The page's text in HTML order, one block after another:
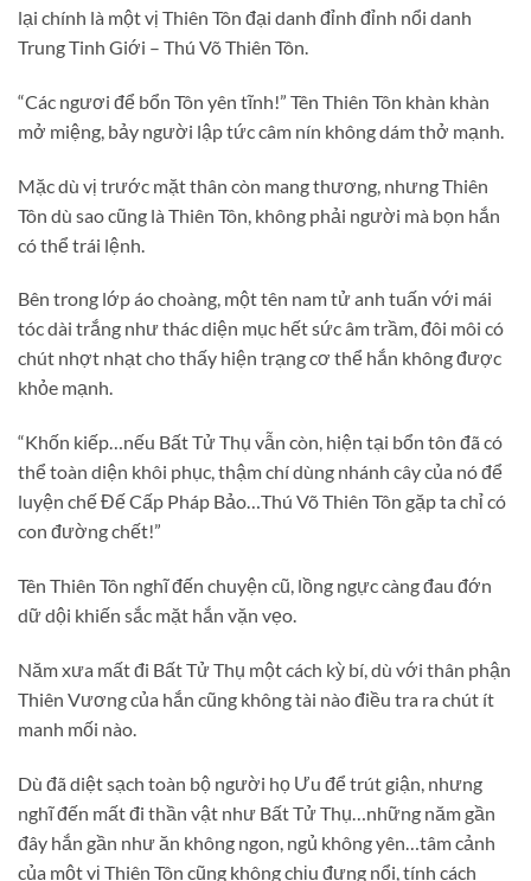
lại chính là một vị Thiên Tôn đại danh đỉnh đỉnh nổi danh
Trung Tinh Giới – Thú Võ Thiên Tôn.
“Các ngươi để bổn Tôn yên tĩnh!” Tên Thiên Tôn khàn khàn
mở miệng, bảy người lập tức câm nín không dám thở mạnh.
Mặc dù vị trước mặt thân còn mang thương, nhưng Thiên
Tôn dù sao cũng là Thiên Tôn, không phải người mà bọn hắn
có thể trái lệnh.
Bên trong lớp áo choàng, một tên nam tử anh tuấn với mái
tóc dài trắng như thác diện mục hết sức âm trầm, đôi môi có
chút nhợt nhạt cho thấy hiện trạng cơ thể hắn không được
khỏe mạnh.
“Khốn kiếp…nếu Bất Tử Thụ vẫn còn, hiện tại bổn tôn đã có
thể toàn diện khôi phục, thậm chí dùng nhánh cây của nó để
luyện chế Đế Cấp Pháp Bảo…Thú Võ Thiên Tôn gặp ta chỉ có
con đường chết!”
Tên Thiên Tôn nghĩ đến chuyện cũ, lồng ngực càng đau đớn
dữ dội khiến sắc mặt hắn vặn vẹo.
Năm xưa mất đi Bất Tử Thụ một cách kỳ bí, dù với thân phận
Thiên Vương của hắn cũng không tài nào điều tra ra chút ít
manh mối nào.
Dù đã diệt sạch toàn bộ người họ Ưu để trút giận, nhưng
nghĩ đến mất đi thần vật như Bất Tử Thụ…những năm gần
đây hắn gần như ăn không ngon, ngủ không yên…tâm cảnh
của một vị Thiên Tôn cũng không chịu đựng nổi, tính cách